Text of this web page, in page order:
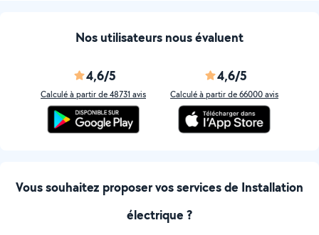
Nos utilisateurs nous évaluent
4,6/5
Calculé à partir de 48731 avis
4,6/5
Calculé à partir de 66000 avis
Vous souhaitez proposer vos services de Installation
électrique ?